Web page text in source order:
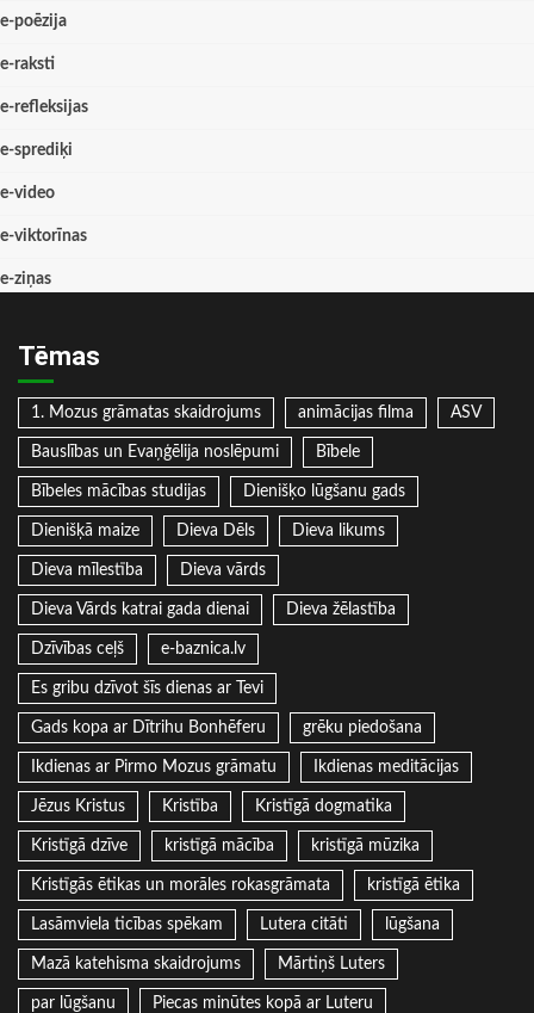
e-poēzija
e-raksti
e-refleksijas
e-sprediķi
e-video
e-viktorīnas
e-ziņas
Tēmas
1. Mozus grāmatas skaidrojums animācijas filma ASV
Bauslības un Evaņģēlija noslēpumi Bībele
Bībeles mācības studijas Dienišķo lūgšanu gads
Dienišķā maize Dieva Dēls Dieva likums
Dieva mīlestība Dieva vārds
Dieva Vārds katrai gada dienai Dieva žēlastība
Dzīvības ceļš e-baznica.lv
Es gribu dzīvot šīs dienas ar Tevi
Gads kopa ar Dītrihu Bonhēferu grēku piedošana
Ikdienas ar Pirmo Mozus grāmatu Ikdienas meditācijas
Jēzus Kristus Kristība Kristīgā dogmatika
Kristīgā dzīve kristīgā mācība kristīgā mūzika
Kristīgās ētikas un morāles rokasgrāmata kristīgā ētika
Lasāmviela ticības spēkam Lutera citāti lūgšana
Mazā katehisma skaidrojums Mārtiņš Luters
par lūgšanu Piecas minūtes kopā ar Luteru